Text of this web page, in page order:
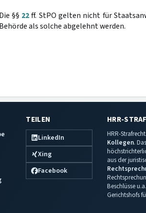
Die §§ 22ff. StPO gelten nicht für
Behörde als solche abgelehnt werden.
TEILEN
LinkedIn
Xing
Facebook
HRR-
HRR-
Kollegen.
aus der
Beschlüsse
Gerichtshofs